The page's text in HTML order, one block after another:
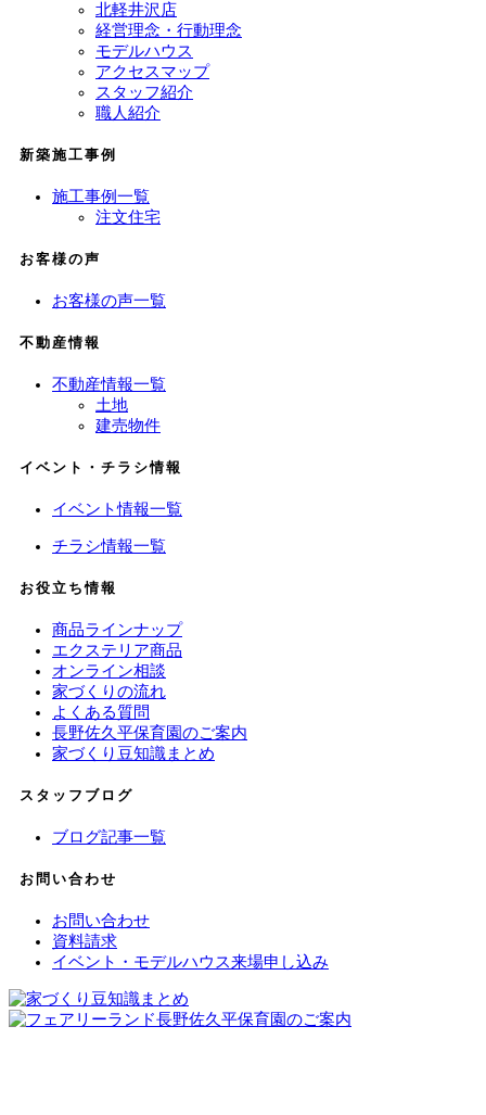
北軽井沢店
経営理念・行動理念
モデルハウス
アクセスマップ
スタッフ紹介
職人紹介
新築施工事例
施工事例一覧
注文住宅
お客様の声
お客様の声一覧
不動産情報
不動産情報一覧
土地
建売物件
イベント・チラシ情報
イベント情報一覧
チラシ情報一覧
お役立ち情報
商品ラインナップ
エクステリア商品
オンライン相談
家づくりの流れ
よくある質問
長野佐久平保育園のご案内
家づくり豆知識まとめ
スタッフブログ
ブログ記事一覧
お問い合わせ
お問い合わせ
資料請求
イベント・モデルハウス来場申し込み